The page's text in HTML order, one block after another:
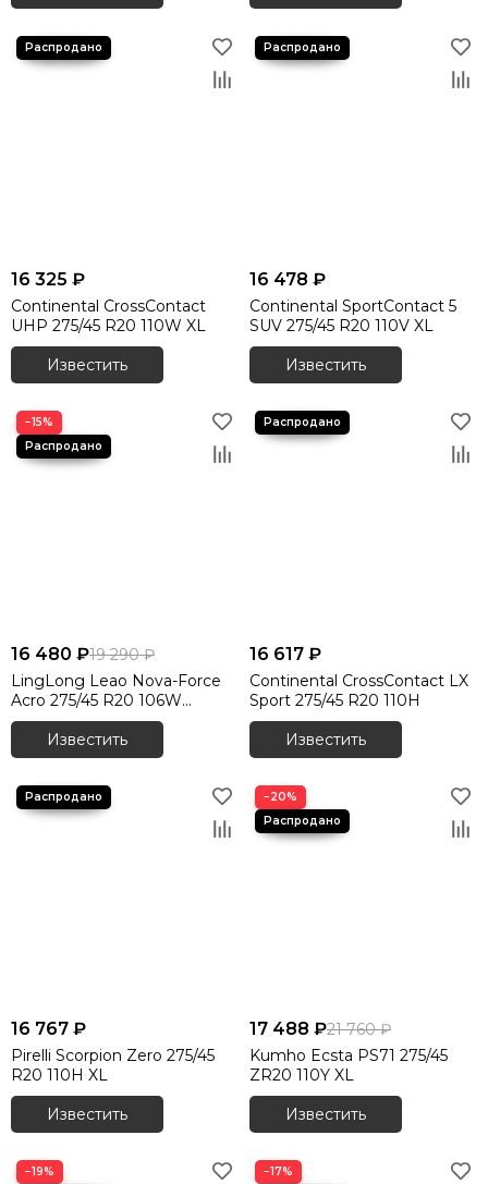
16 325 ₽
Continental CrossContact
UHP 275/45 R20 110W XL
Известить
16 478 ₽
Continental SportContact 5
SUV 275/45 R20 110V XL
Известить
−15%
16 480 ₽19 290 ₽
LingLong Leao Nova-Force
Acro 275/45 R20 106W
RunFlat
Известить
16 617 ₽
Continental CrossContact LX
Sport 275/45 R20 110H
Известить
16 767 ₽
Pirelli Scorpion Zero 275/45
R20 110H XL
Известить
−20%
17 488 ₽21 760 ₽
Kumho Ecsta PS71 275/45
ZR20 110Y XL
Известить
−19% −17%